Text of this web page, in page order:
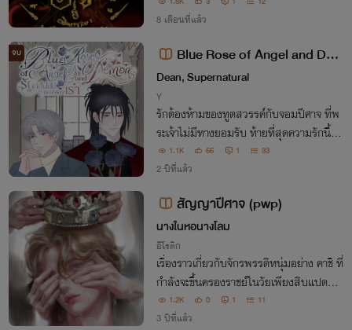
8 เดือนที่แล้ว
จบ
Blue Rose of Angel and Dem
on รักที่เป็นไปได้ของสองเรา
Dean, Supernatural
Y
รักต้องห้ามของทูตสวรรค์กับจอมปีศาจ ที่พ
ระเจ้าไม่มีทางยอมรับ ท้ายที่สุดความรักนี้จะ
มีจุดจบเป็นอย่างไร จะได้อยู่ด้วยกันตลอดกา
ลหรือจากกันชั่วนิรันดร์ ก็ไม่อาจล่วงรู้ได้แม้จ
1.1K 66 1 33
2 ปีที่แล้ว
สัญญาปีศาจ (pwp)
นางในหอนางโลม
อีโรติก
เรื่องราวเกี่ยวกับจักรพรรดิหนุ่มอย่าง คาชิ ที่
กำลังจะขึ้นครองราชย์ในวัยเพียงสิบแปดปี ท
ว่าค่ำคืนหนึ่งเขาได้เผลอเรียกปีศาจกระหาย
น้ำอย่าง เอริค ออกมาจากหนังสือเล่มเก่าเสี
1.2K 0 1 11
3 ปีที่แล้ว